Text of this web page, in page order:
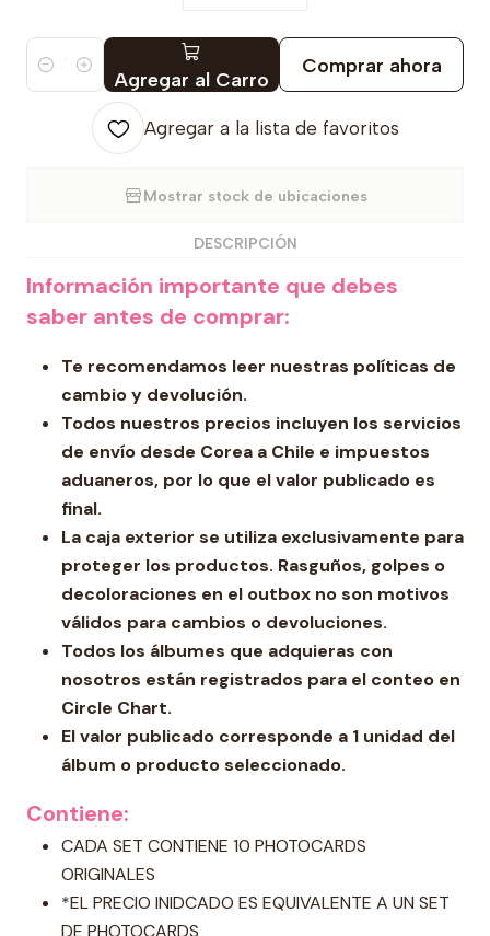
Cantidad Agregar al Carro
Comprar ahora
Agregar a la lista de favoritos
Mostrar stock de ubicaciones
DESCRIPCIÓN
Información importante que debes
saber antes de comprar:
Te recomendamos leer nuestras políticas de
cambio y devolución.
Todos nuestros precios incluyen los servicios
de envío desde Corea a Chile e impuestos
aduaneros, por lo que el valor publicado es
final.
La caja exterior se utiliza exclusivamente para
proteger los productos. Rasguños, golpes o
decoloraciones en el outbox no son motivos
válidos para cambios o devoluciones.
Todos los álbumes que adquieras con
nosotros están registrados para el conteo en
Circle Chart.
El valor publicado corresponde a 1 unidad del
álbum o producto seleccionado.
Contiene:
CADA SET CONTIENE 10 PHOTOCARDS
ORIGINALES
*EL PRECIO INIDCADO ES EQUIVALENTE A UN SET
DE PHOTOCARDS